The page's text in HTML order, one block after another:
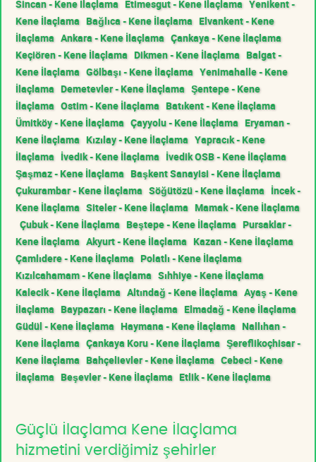
Sincan - Kene İlaçlama Etimesgut - Kene İlaçlama Yenikent -
Kene İlaçlama Bağlıca - Kene İlaçlama Elvankent - Kene
İlaçlama Ankara - Kene İlaçlama Çankaya - Kene İlaçlama
Keçiören - Kene İlaçlama Dikmen - Kene İlaçlama Balgat -
Kene İlaçlama Gölbaşı - Kene İlaçlama Yenimahalle - Kene
İlaçlama Demetevler - Kene İlaçlama Şentepe - Kene
İlaçlama Ostim - Kene İlaçlama Batıkent - Kene İlaçlama
Ümitköy - Kene İlaçlama Çayyolu - Kene İlaçlama Eryaman -
Kene İlaçlama Kızılay - Kene İlaçlama Yapracık - Kene
İlaçlama İvedik - Kene İlaçlama İvedik OSB - Kene İlaçlama
Şaşmaz - Kene İlaçlama Başkent Sanayisi - Kene İlaçlama
Çukurambar - Kene İlaçlama Söğütözü - Kene İlaçlama İncek -
Kene İlaçlama Siteler - Kene İlaçlama Mamak - Kene İlaçlama
Çubuk - Kene İlaçlama Beştepe - Kene İlaçlama Pursaklar -
Kene İlaçlama Akyurt - Kene İlaçlama Kazan - Kene İlaçlama
Çamlıdere - Kene İlaçlama Polatlı - Kene İlaçlama
Kızılcahamam - Kene İlaçlama Sıhhiye - Kene İlaçlama
Kalecik - Kene İlaçlama Altındağ - Kene İlaçlama Ayaş - Kene
İlaçlama Baypazarı - Kene İlaçlama Elmadağ - Kene İlaçlama
Güdül - Kene İlaçlama Haymana - Kene İlaçlama Nallıhan -
Kene İlaçlama Çankaya Koru - Kene İlaçlama Şereflikoçhisar -
Kene İlaçlama Bahçelievler - Kene İlaçlama Cebeci - Kene
İlaçlama Beşevler - Kene İlaçlama Etlik - Kene İlaçlama
Güçlü İlaçlama Kene İlaçlama
hizmetini verdiğimiz şehirler